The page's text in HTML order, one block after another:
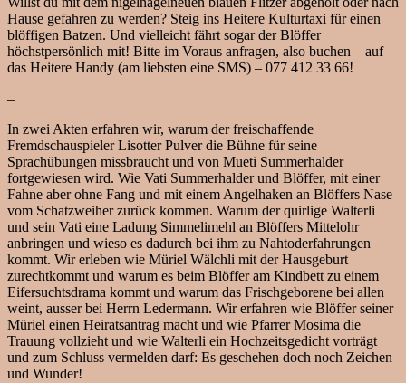
Hause gefahren zu werden? Steig ins Heitere Kulturtaxi für einen
blöffigen Batzen. Und vielleicht fährt sogar der Blöffer
höchstpersönlich mit! Bitte im Voraus anfragen, also buchen – auf
das Heitere Handy (am liebsten eine SMS) – 077 412 33 66!
–
In zwei Akten erfahren wir, warum der freischaffende
Fremdschauspieler Lisotter Pulver die Bühne für seine
Sprachübungen missbraucht und von Mueti Summerhalder
fortgewiesen wird. Wie Vati Summerhalder und Blöffer, mit einer
Fahne aber ohne Fang und mit einem Angelhaken an Blöffers Nase
vom Schatzweiher zurück kommen. Warum der quirlige Walterli
und sein Vati eine Ladung Simmelimehl an Blöffers Mittelohr
anbringen und wieso es dadurch bei ihm zu Nahtoderfahrungen
kommt. Wir erleben wie Müriel Wälchli mit der Hausgeburt
zurechtkommt und warum es beim Blöffer am Kindbett zu einem
Eifersuchtsdrama kommt und warum das Frischgeborene bei allen
weint, ausser bei Herrn Ledermann. Wir erfahren wie Blöffer seiner
Müriel einen Heiratsantrag macht und wie Pfarrer Mosima die
Trauung vollzieht und wie Walterli ein Hochzeitsgedicht vorträgt
und zum Schluss vermelden darf: Es geschehen doch noch Zeichen
und Wunder!